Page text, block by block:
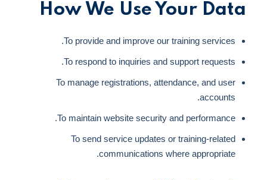
How We Use Your Data
To provide and improve our training services.
To respond to inquiries and support requests.
To manage registrations, attendance, and user
accounts.
To maintain website security and performance.
To send service updates or training-related
communications where appropriate.